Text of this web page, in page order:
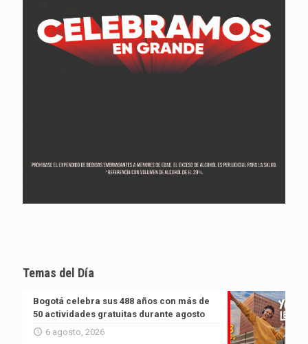
Temas del Día
Bogotá celebra sus 488 años con más de
50 actividades gratuitas durante agosto
6 agosto, 2026